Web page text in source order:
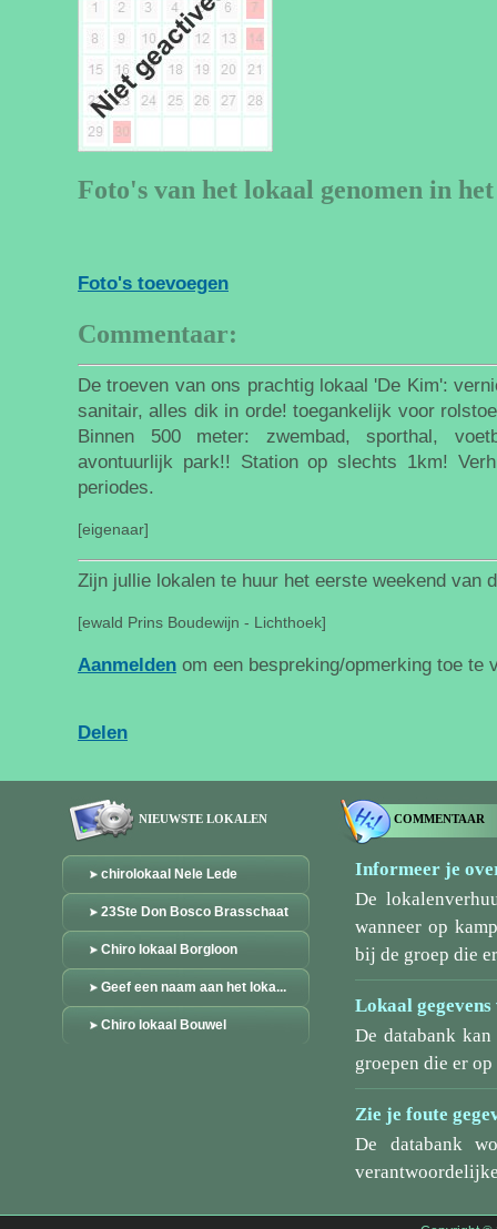
Foto's van het lokaal genomen in
Foto's toevoegen
Commentaar:
De troeven van ons prachtig lokaal 'De Kim':
sanitair, alles dik in orde! toegankelijk voor
Binnen 500 meter: zwembad, sporthal,
avontuurlijk park!! Station op slechts 1km!
periodes.
[eigenaar]
Zijn jullie lokalen te huur het eerste weekend van
[ewald Prins Boudewijn - Lichthoek]
Aanmelden om een bespreking/opmerking toe te
Delen
NIEUWSTE LOKALEN
chirolokaal Nele Lede
23Ste Don Bosco Brasschaat
Chiro lokaal Borgloon
Geef een naam aan het loka...
Chiro lokaal Bouwel
COMMENTAAR
Informeer je
De
wanneer op
bij de groep die
Lokaal
De databank
groepen die er
Zie je foute
De databank